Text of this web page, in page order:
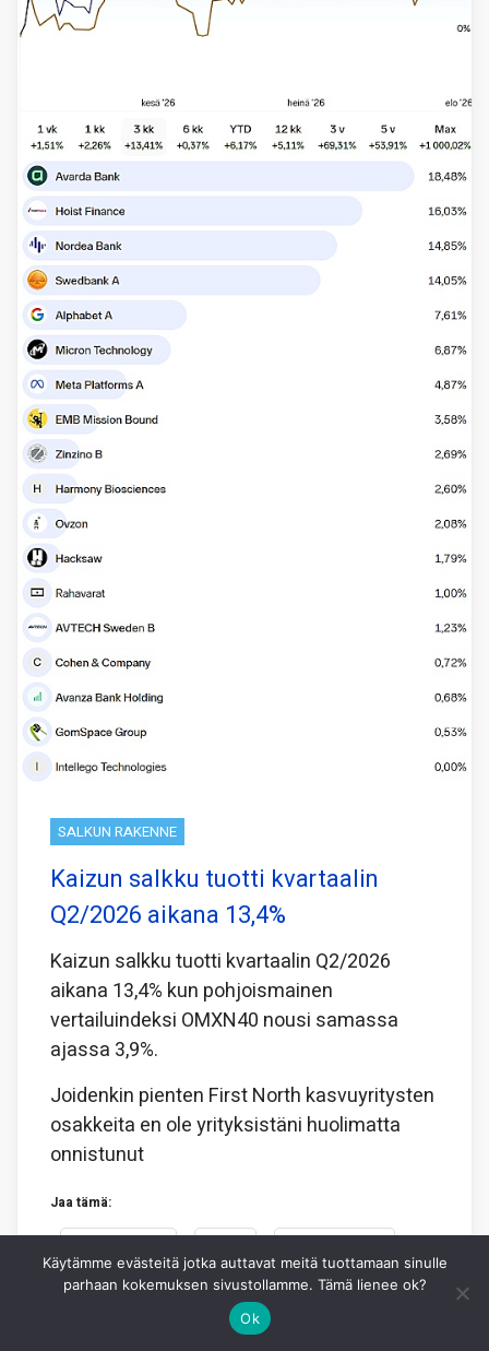
SALKUN RAKENNE
Kaizun salkku tuotti kvartaalin
Q2/2026 aikana 13,4%
Kaizun salkku tuotti kvartaalin Q2/2026
aikana 13,4% kun pohjoismainen
vertailuindeksi OMXN40 nousi samassa
ajassa 3,9%.
Joidenkin pienten First North kasvuyritysten
osakkeita en ole yrityksistäni huolimatta
onnistunut
Jaa tämä:
KAI NYMAN
Käytämme evästeitä jotka auttavat meitä tuottamaan sinulle
parhaan kokemuksen sivustollamme. Tämä lienee ok?
Ok